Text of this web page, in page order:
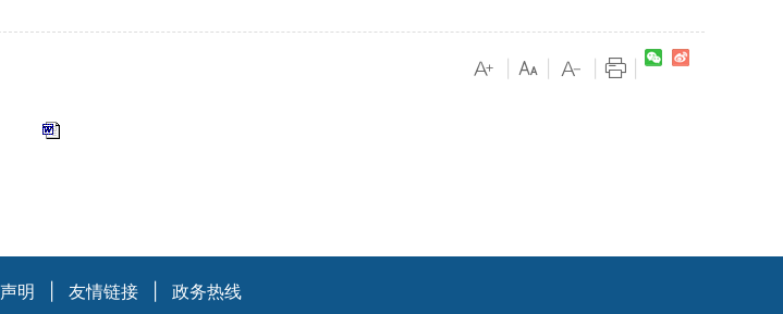
明 友情链接 政务热线